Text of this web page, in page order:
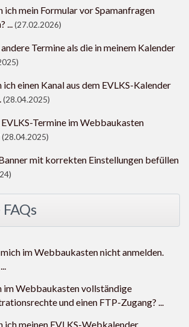
ich mein Formular vor Spamanfragen
...(27.02.2026)
Termine als die in meinem Kalender
einen Kanal aus dem EVLKS-Kalender
(28.04.2025)
EVLKS-Termine im Webbaukasten
(28.04.2025)
mit korrekten Einstellungen befüllen
im Webbaukasten nicht anmelden.
im Webbaukasten vollständige
und einen FTP-Zugang? ...
ich meinen EVLKS-Webkalender